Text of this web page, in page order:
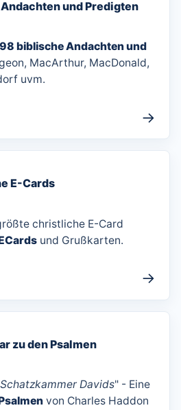
und Predigten
biblische Andachten und
MacArthur, MacDonald,
uvm.
→
E-Cards
christliche E-Card
und Grußkarten.
→
zu den Psalmen
Davids" - Eine
von Charles Haddon